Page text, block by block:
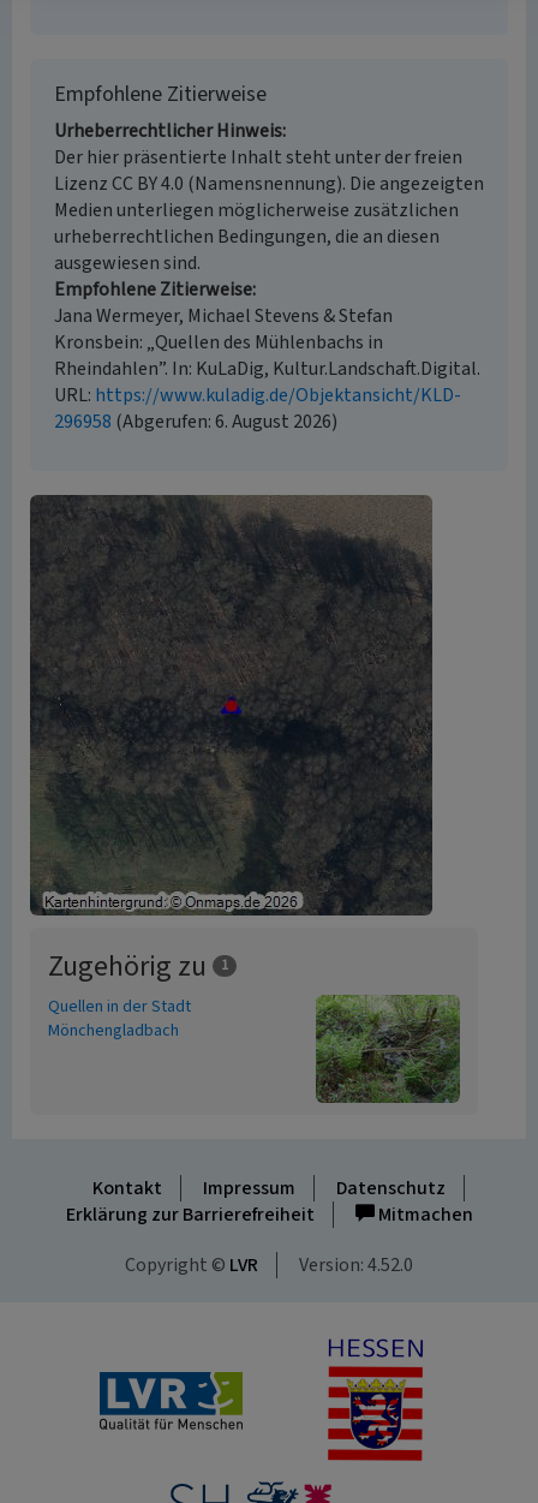
Empfohlene Zitierweise
Urheberrechtlicher Hinweis
Der hier präsentierte Inhalt steht unter der freien
Lizenz CC BY 4.0 (Namensnennung). Die angezeigten
Medien unterliegen möglicherweise zusätzlichen
urheberrechtlichen Bedingungen, die an diesen
ausgewiesen sind.
Empfohlene Zitierweise
Jana Wermeyer, Michael Stevens & Stefan
Kronsbein: „Quellen des Mühlenbachs in
Rheindahlen”. In: KuLaDig, Kultur.Landschaft.Digital.
URL: https://www.kuladig.de/Objektansicht/KLD-
296958 (Abgerufen: 6. August 2026)
Zugehörig zu 1
Quellen in der Stadt
Mönchengladbach
Kontakt Impressum
Datenschutz
Erklärung zur Barrierefreiheit
Mitmachen
Copyright © LVR Version: 4.52.0